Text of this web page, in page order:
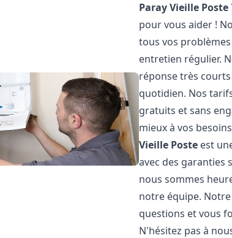
Paray Vieille Poste
pour vous aider !
tous vos
entretien régulier.
réponse très
quotidien. Nos
gratuits et sans
mieux à vos
Vieille Poste est
avec des garanties
nous sommes
notre équipe.
questions et vous
N'hésitez pas à